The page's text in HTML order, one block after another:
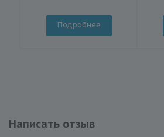
Подробнее
Написать отзыв